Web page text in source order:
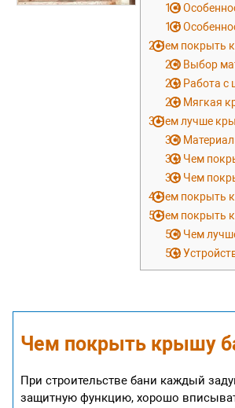
1.4
1.5
2Чем покрыть
2.1 Выбор
2.2 Работа с
2.3 Мягкая
3Чем лучше
3.1
3.2 Чем
3.3 Чем
4Чем покрыть
5Чем покрыть
5.1 Чем
5.2
Чем покрыть крышу
При строительстве бани каждый
защитную функцию, хорошо